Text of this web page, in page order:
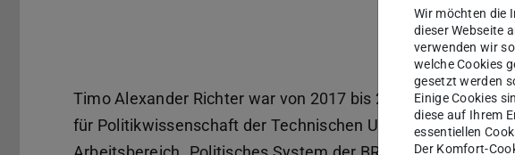
Timo Alexander Richter war von 2017 bis 2023 als
für Politikwissenschaft der Technischen Universität
Wir möchten die
dieser Webseite
verwenden wir
welche Cookies
gesetzt werden
Einige Cookies
diese auf Ihrem
essentiellen
Der Komfort-